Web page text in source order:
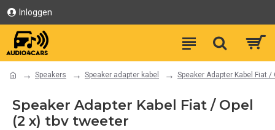
Inloggen
Speakers Speaker adapter kabel Speaker Adapter Kabel Fiat
Speaker Adapter Kabel Fiat / Opel
(2 x) tbv tweeter